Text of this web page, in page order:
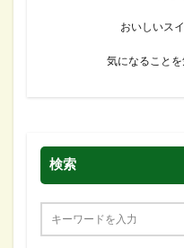
おいしいス
気になること
検索